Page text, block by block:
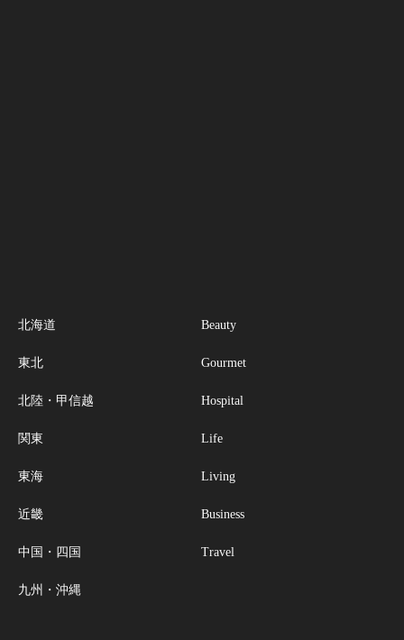
北海道
東北
北陸・甲信越
関東
東海
近畿
中国・四国
九州・沖縄
Beauty
Gourmet
Hospital
Life
Living
Business
Travel